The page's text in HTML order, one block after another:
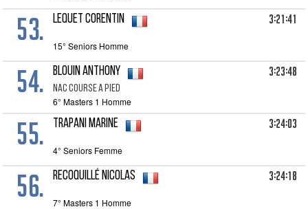
53. LEQUET Corentin 3:21:41
15° Seniors Homme
54. BLOUIN Anthony
NAC COURSE A PIED
3:23:48
6° Masters 1 Homme
55. TRAPANI Marine 3:24:03
4° Seniors Femme
56. RECOQUILLÉ Nicolas 3:24:18
7° Masters 1 Homme